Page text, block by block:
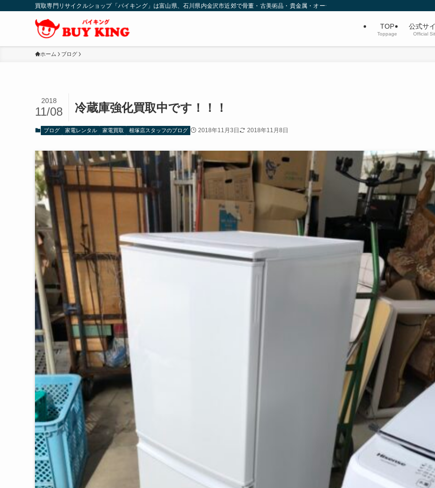
買取専門リサイクルショップ「バイキング」は富山県、石川県内金沢市近郊で骨董・古美術品・貴金属・オーディオなど不用品買取を行っています
TOP
Toppage
公式サ
Official
ホーム ブログ
冷蔵庫強化買取中です！！！
2018
11/08
ブログ 家電レンタル 家電買取 根塚店スタッフのブログ 2018年11月3日 2018年11月8日